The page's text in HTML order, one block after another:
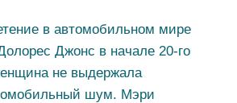
в автомобильном мире
Джонс в начале 20-го
не выдержала
шум. Мэри